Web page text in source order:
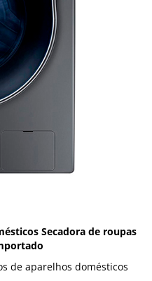
Secadora de roupas
de aparelhos domésticos